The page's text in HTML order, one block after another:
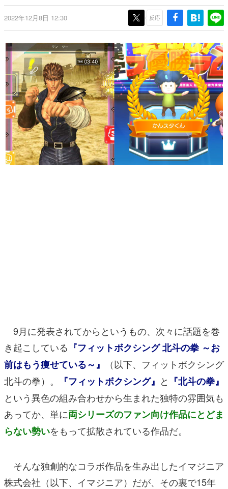
これからのデジタルゲーム市場を担う若きクリエイター達
の姿を追い、彼らのルーツと情熱を探っていきます。
ゲームに多大な影響を受けた作家さんに取材し、ゲームが
日本のコンテンツ産業やカルチャーに与えた影響を探る企
画です。
日本モバイルゲーム産業史
日本のモバイルゲーム史における主要なトピック・タイト
ルを網羅するほか、開発者へのインタビューや識者による
解説を掲載。約20年の歴史が一望できる決定版！
若ゲのいたり〜ゲームクリエイターの青春〜
『うつヌケ』『ペンと箸』等で知られるマンガ家・田中圭
一先生によるゲーム業界レポートマンガです。
なんでゲームは面白い？
アプリレビュー
その他
電ファミニコゲーマーとは？
運営：株式会社マレ
2022年12月8日 12:30 反応
9月に発表されてからというもの、次々に話題を巻
き起こしている 『フィットボクシング 北斗の拳 ～お
前はもう痩せている～』
（以下、フィットボクシング
北斗の拳）。
『フィットボクシング』 と 『北斗の拳』
という異色の組み合わせから生まれた独特の雰囲気も
あってか、単に両シリーズのファン向け作品にとどま
らない勢いをもって拡散されている作品だ。
そんな独創的なコラボ作品を生み出したイマジニア
株式会社（以下、イマジニア）だが、その裏で15年